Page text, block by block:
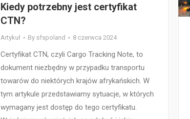
Kiedy potrzebny jest certyfikat
CTN?
Artykuł By sfspoland 8 czerwca 2024
Certyfikat CTN, czyli Cargo Tracking Note, to
dokument niezbędny w przypadku transportu
towarów do niektórych krajów afrykańskich. W
tym artykule przedstawiamy sytuacje, w których
wymagany jest dostęp do tego certyfikatu.